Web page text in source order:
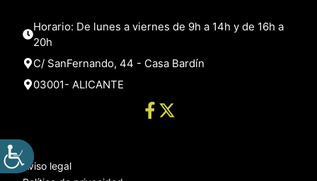
Horario: De lunes a viernes de 9h a 14h y de 16h a
20h
C/ SanFernando, 44 - Casa Bardín
03001- ALICANTE
Aviso legal